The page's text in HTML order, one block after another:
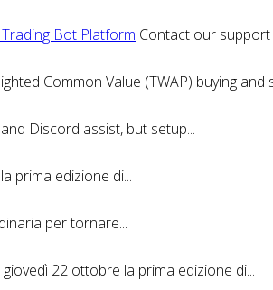
Bot Platform Contact our support
Common Value (TWAP) buying and
Discord assist, but setup...
prima edizione di...
per tornare...
giovedì 22 ottobre la prima edizione di...